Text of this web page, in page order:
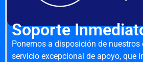
Soporte
Ponemos a disposición de nuestros
servicio excepcional de apoyo, que